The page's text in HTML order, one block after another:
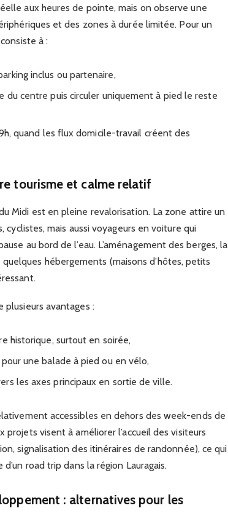
aux heures de pointe, mais on observe une
et des zones à durée limitée. Pour un
à :
inclus ou partenaire,
du centre puis circuler uniquement à pied le reste
quand les flux domicile-travail créent des
tourisme et calme relatif
Midi est en pleine revalorisation. La zone attire un
cyclistes, mais aussi voyageurs en voiture qui
au bord de l’eau. L’aménagement des berges, la
hébergements (maisons d’hôtes, petits
plusieurs avantages :
historique, surtout en soirée,
une balade à pied ou en vélo,
les axes principaux en sortie de ville.
accessibles en dehors des week-ends de
visent à améliorer l’accueil des visiteurs
signalisation des itinéraires de randonnée), ce qui
road trip dans la région Lauragais.
: alternatives pour les